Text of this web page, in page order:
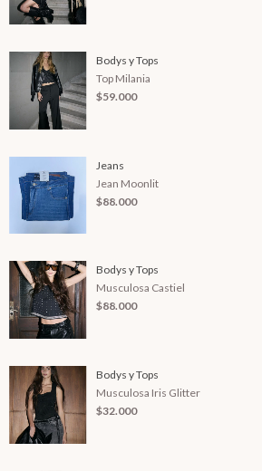
Bodys y Tops
Top Milania
$59.000
Jeans
Jean Moonlit
$88.000
Bodys y Tops
Musculosa Castiel
$88.000
Bodys y Tops
Musculosa Iris Glitter
$32.000